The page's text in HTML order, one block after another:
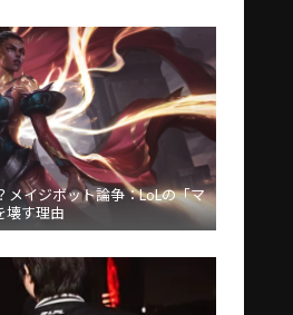
メイジボット論争：LoLの「マ
壊す理由